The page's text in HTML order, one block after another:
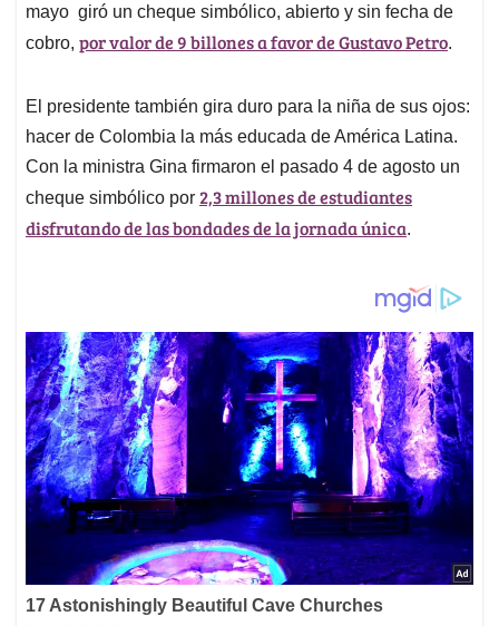
mayo giró un cheque simbólico, abierto y sin fecha de
cobro, por valor de 9 billones a favor de Gustavo Petro.
El presidente también gira duro para la niña de sus ojos:
hacer de Colombia la más educada de América Latina.
Con la ministra Gina firmaron el pasado 4 de agosto un
cheque simbólico por 2,3 millones de estudiantes
disfrutando de las bondades de la jornada única.